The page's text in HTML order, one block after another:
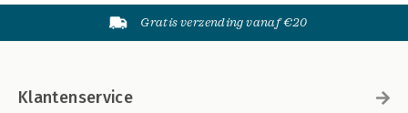
Gratis verzending vanaf €20
Klantenservice